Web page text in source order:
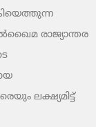
രാജ്യാന്തര
ലക്ഷ്യമിട്ട്